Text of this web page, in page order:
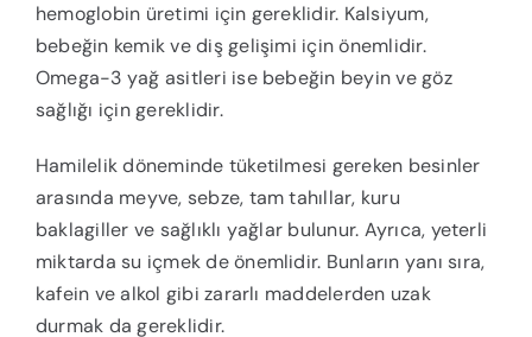
hemoglobin üretimi için gereklidir. Kalsiyum,
bebeğin kemik ve diş gelişimi için önemlidir.
Omega-3 yağ asitleri ise bebeğin beyin ve göz
sağlığı için gereklidir.
Hamilelik döneminde tüketilmesi gereken besinler
arasında meyve, sebze, tam tahıllar, kuru
baklagiller ve sağlıklı yağlar bulunur. Ayrıca, yeterli
miktarda su içmek de önemlidir. Bunların yanı sıra,
kafein ve alkol gibi zararlı maddelerden uzak
durmak da gereklidir.